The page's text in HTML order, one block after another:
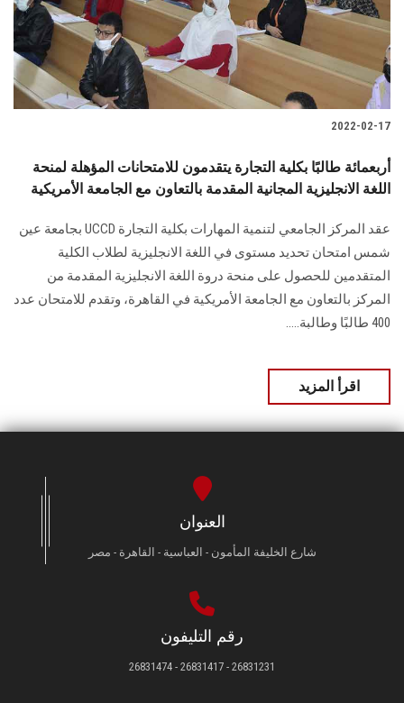
هيئة التدريس
الدراسات العليا
الموظفون
الزائـرون
سجل الان
2022-02-17
أربعمائة طالبًا بكلية التجارة يتقدمون للامتحانات المؤهلة لمنحة
اللغة الانجليزية المجانية المقدمة بالتعاون مع الجامعة الأمريكية
عقد المركز الجامعي لتنمية المهارات بكلية التجارة UCCD بجامعة عين
شمس امتحان تحديد مستوى في اللغة الانجليزية لطلاب الكلية
المتقدمين للحصول على منحة دروة اللغة الانجليزية المقدمة من
المركز بالتعاون مع الجامعة الأمريكية في القاهرة، وتقدم للامتحان عدد
400 طالبًا وطالبة.....
اقرأ المزيد
العنوان
شارع الخليفة المأمون - العباسية - القاهرة - مصر
رقم التليفون
26831231 - 26831417 - 26831474